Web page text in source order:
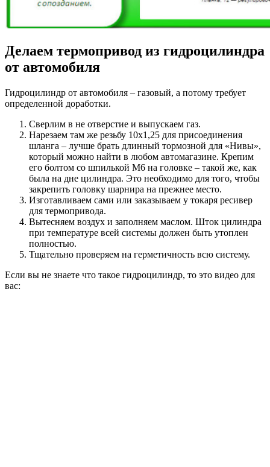
Делаем термопривод из гидроцилиндра
от автомобиля
Гидроцилиндр от автомобиля – газовый, а потому требует
определенной доработки.
Сверлим в не отверстие и выпускаем газ.
Нарезаем там же резьбу 10х1,25 для присоединения
шланга – лучше брать длинный тормозной для «Нивы»,
который можно найти в любом автомагазине. Крепим
его болтом со шпилькой М6 на головке – такой же, как
была на дне цилиндра. Это необходимо для того, чтобы
закрепить головку шарнира на прежнее место.
Изготавливаем сами или заказываем у токаря ресивер
для термопривода.
Вытесняем воздух и заполняем маслом. Шток цилиндра
при температуре всей системы должен быть утоплен
полностью.
Тщательно проверяем на герметичность всю систему.
Если вы не знаете что такое гидроцилиндр, то это видео для
вас: